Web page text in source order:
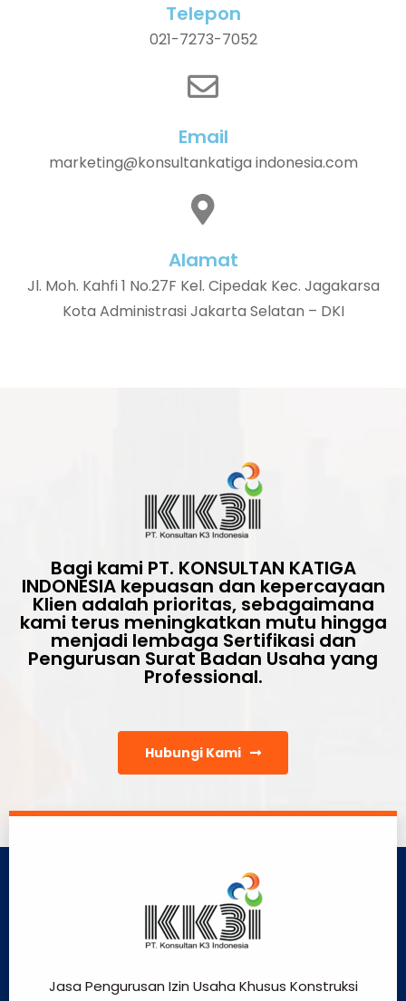
Telepon
021-7273-7052
Email
marketing@konsultankatiga indonesia.com
Alamat
Jl. Moh. Kahfi 1 No.27F Kel. Cipedak Kec. Jagakarsa
Kota Administrasi Jakarta Selatan – DKI
Bagi kami PT. KONSULTAN KATIGA
INDONESIA kepuasan dan kepercayaan
Klien adalah prioritas, sebagaimana
kami terus meningkatkan mutu hingga
menjadi lembaga Sertifikasi dan
Pengurusan Surat Badan Usaha yang
Professional.
Hubungi Kami
Jasa Pengurusan Izin Usaha Khusus Konstruksi